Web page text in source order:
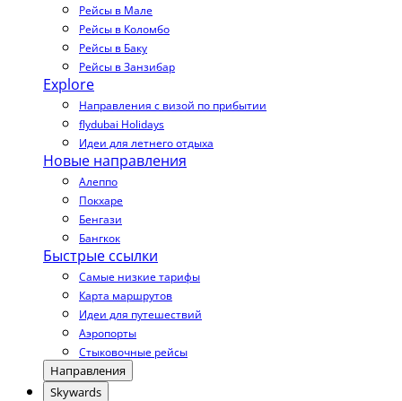
Рейсы в Мале
Рейсы в Коломбо
Рейсы в Баку
Рейсы в Занзибар
Explore
Направления с визой по прибытии
flydubai Holidays
Идеи для летнего отдыха
Новые направления
Алеппо
Покхаре
Бенгази
Бангкок
Быстрые ссылки
Самые низкие тарифы
Карта маршрутов
Идеи для путешествий
Аэропорты
Стыковочные рейсы
Направления
Skywards